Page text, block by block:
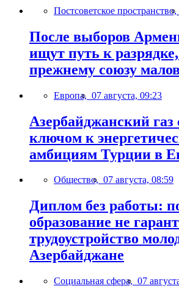
Постсоветское пространство,
После выборов
ищут путь к
прежнему союзу
Европа, 07 августа, 09:23
Азербайджанский газ
ключом к
амбициям Турции в
Общество, 07 августа, 08:59
Диплом без работы:
образование не
трудоустройство
Азербайджане
Социальная сфера, 07